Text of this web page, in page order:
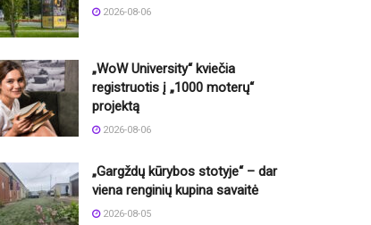
2026-08-06
„WoW University“ kviečia
registruotis į „1000 moterų“
projektą
2026-08-06
„Gargždų kūrybos stotyje“ – dar
viena renginių kupina savaitė
2026-08-05